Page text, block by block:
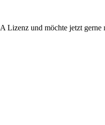
Lizenz und möchte jetzt